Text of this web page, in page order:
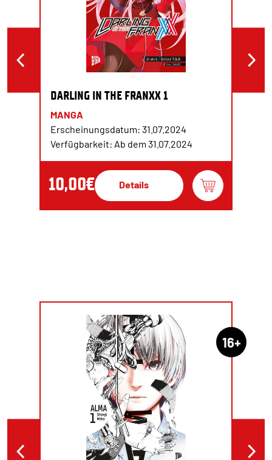
DARLING IN THE FRANXX 1
MANGA
Erscheinungsdatum: 31.07.2024
Verfügbarkeit: Ab dem 31.07.2024
10,00€ Details
16+